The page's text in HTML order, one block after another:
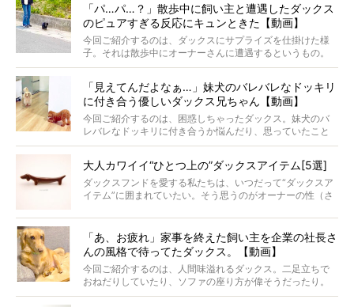
ケメンから愛されているラナは、去年の誕生日に小池さん
からプレゼントしてもらったハーネスをつけて撮影に参加
してくれました。
「パ…パ…？」散歩中に飼い主と遭遇したダックス
のピュアすぎる反応にキュンときた【動画】
今回ご紹介するのは、ダックスにサプライズを仕掛けた様
子。それは散歩中にオーナーさんに遭遇するというもの。
戸惑って歩きを止めたり、すぐに気付いて追いかけたり、
「見えてんだよなぁ…」妹犬のバレバレなドッキリ
に付き合う優しいダックス兄ちゃん【動画】
今回ご紹介するのは、困惑しちゃったダックス。妹犬のバ
レバレなドッキリに付き合うか悩んだり、思っていたこと
と違う事態に陥ったり。そんなお悩み全開なダックスの様
大人カワイイ“ひとつ上の”ダックスアイテム[5選]
ダックスフンドを愛する私たちは、いつだって“ダックスア
イテム”に囲まれていたい。そう思うのがオーナーの性（さ
ムをご紹介。
「あ、お疲れ」家事を終えた飼い主を企業の社長さ
んの風格で待ってたダックス。【動画】
今回ご紹介するのは、人間味溢れるダックス。二足立ちで
おねだりしていたり、ソファの座り方が偉そうだったり。
今にも言葉を発しそうなダックスの姿は、もう人間にしか